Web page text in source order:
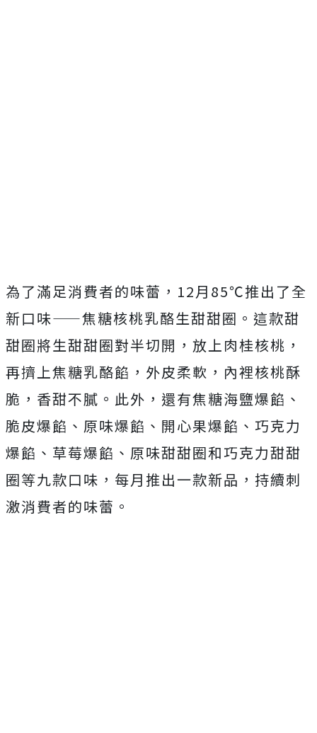
為了滿足消費者的味蕾，12月85℃推出了全
新口味——焦糖核桃乳酪生甜甜圈。這款甜
甜圈將生甜甜圈對半切開，放上肉桂核桃，
再擠上焦糖乳酪餡，外皮柔軟，內裡核桃酥
脆，香甜不膩。此外，還有焦糖海鹽爆餡、
脆皮爆餡、原味爆餡、開心果爆餡、巧克力
爆餡、草莓爆餡、原味甜甜圈和巧克力甜甜
圈等九款口味，每月推出一款新品，持續刺
激消費者的味蕾。